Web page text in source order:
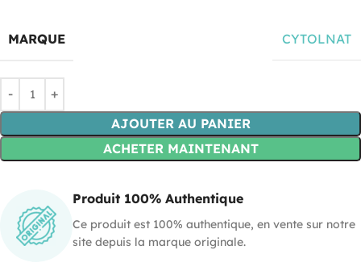
MARQUE CYTOLNAT
AJOUTER AU PANIER
ACHETER MAINTENANT
Produit 100% Authentique
Ce produit est 100% authentique, en vente sur notre
site depuis la marque originale.